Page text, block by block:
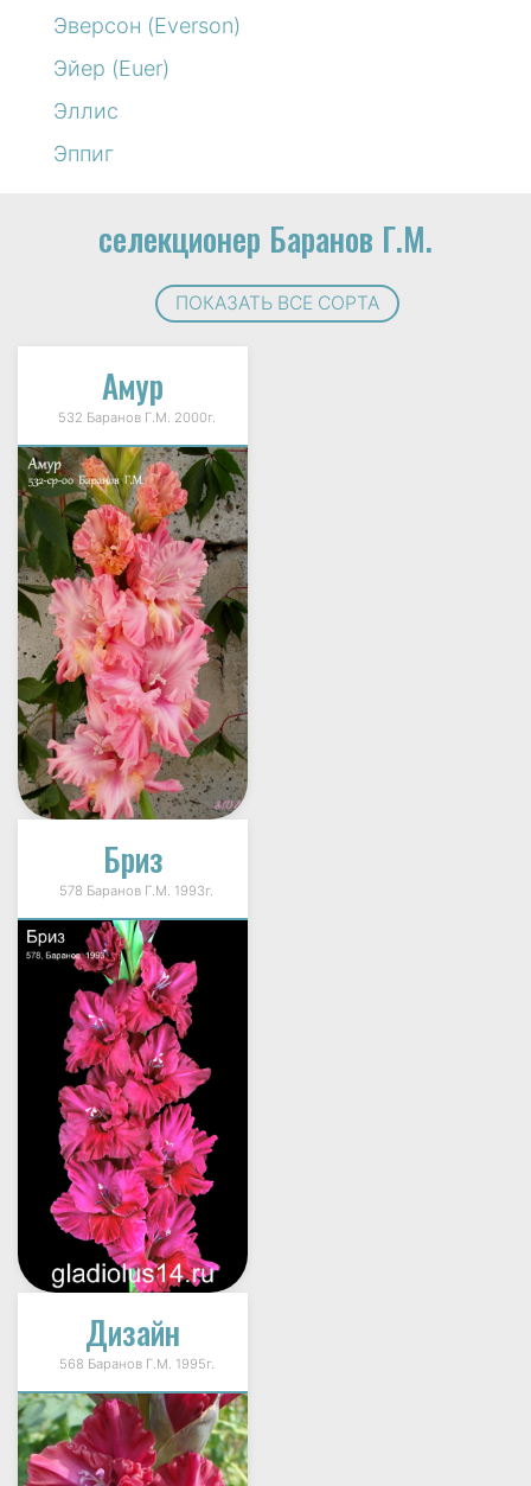
Эверсон (Everson)
Эйер (Euer)
Эллис
Эппиг
селекционер Баранов Г.М.
ПОКАЗАТЬ ВСЕ СОРТА
Амур
532 Баранов Г.М. 2000г.
Бриз
578 Баранов Г.М. 1993г.
Дизайн
568 Баранов Г.М. 1995г.